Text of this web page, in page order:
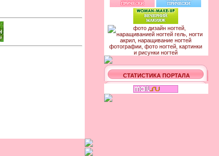
СТАТИСТИКА ПОРТАЛА